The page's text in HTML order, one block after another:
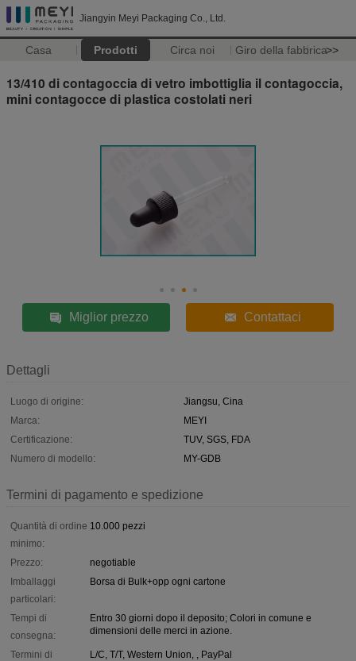
Jiangyin Meyi Packaging Co., Ltd.
Casa Prodotti Circa noi Giro della fabbrica>>
13/410 di contagoccia di vetro imbottiglia il contagoccia,
mini contagocce di plastica costolati neri
Miglior prezzo Contattaci
Dettagli
Luogo di origine:
Jiangsu, Cina
Marca:
MEYI
Certificazione:
TUV, SGS, FDA
Numero di modello:
MY-GDB
Termini di pagamento e spedizione
Quantità di ordine
minimo:
10.000 pezzi
Prezzo:
negotiable
Imballaggi
particolari:
Borsa di Bulk+opp ogni cartone
Tempi di
consegna:
Entro 30 giorni dopo il deposito; Colori in comune e
dimensioni delle merci in azione.
Termini di
L/C, T/T, Western Union, , PayPal